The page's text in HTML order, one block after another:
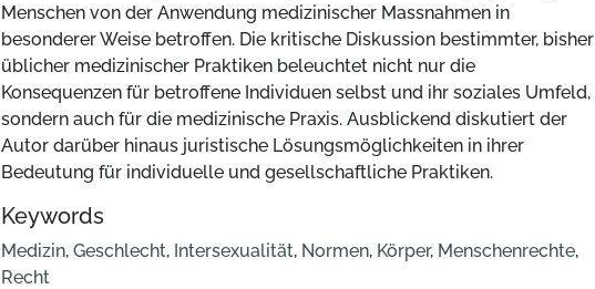
Menschen von der Anwendung medizinischer Massnahmen in
besonderer Weise betroffen. Die kritische Diskussion bestimmter, bisher
üblicher medizinischer Praktiken beleuchtet nicht nur die
Konsequenzen für betroffene Individuen selbst und ihr soziales Umfeld,
sondern auch für die medizinische Praxis. Ausblickend diskutiert der
Autor darüber hinaus juristische Lösungsmöglichkeiten in ihrer
Bedeutung für individuelle und gesellschaftliche Praktiken.
Keywords
Medizin, Geschlecht, Intersexualität, Normen, Körper, Menschenrechte,
Recht